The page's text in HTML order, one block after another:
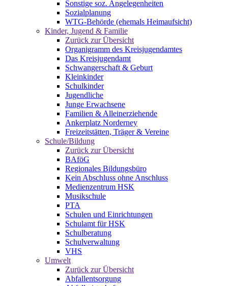
Sonstige soz. Angelegenheiten
Sozialplanung
WTG-Behörde (ehemals Heimaufsicht)
Kinder, Jugend & Familie
Zurück zur Übersicht
Organigramm des Kreisjugendamtes
Das Kreisjugendamt
Schwangerschaft & Geburt
Kleinkinder
Schulkinder
Jugendliche
Junge Erwachsene
Familien & Alleinerziehende
Ankerplatz Norderney
Freizeitstätten, Träger & Vereine
Schule/Bildung
Zurück zur Übersicht
BAföG
Regionales Bildungsbüro
Kein Abschluss ohne Anschluss
Medienzentrum HSK
Musikschule
PTA
Schulen und Einrichtungen
Schulamt für HSK
Schulberatung
Schulverwaltung
VHS
Umwelt
Zurück zur Übersicht
Abfallentsorgung